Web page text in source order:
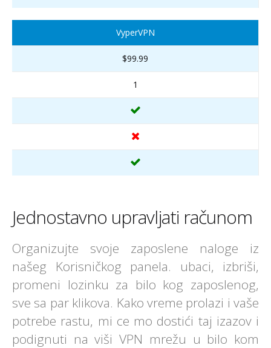
VyperVPN
$99.99
1
Jednostavno upravljati računom
Organizujte svoje zaposlene naloge iz
našeg Korisničkog panela. ubaci, izbriši,
promeni lozinku za bilo kog zaposlenog,
sve sa par klikova. Kako vreme prolazi i vaše
potrebe rastu, mi ce mo dostići taj izazov i
podignuti na viši VPN mrežu u bilo kom